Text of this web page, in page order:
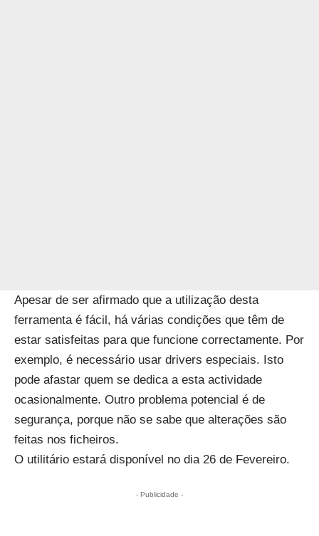
Apesar de ser afirmado que a utilização desta
ferramenta é fácil, há várias condições que têm de
estar satisfeitas para que funcione correctamente. Por
exemplo, é necessário usar drivers especiais. Isto
pode afastar quem se dedica a esta actividade
ocasionalmente. Outro problema potencial é de
segurança, porque não se sabe que alterações são
feitas nos ficheiros.
O utilitário estará disponível no dia 26 de Fevereiro.
- Publicidade -